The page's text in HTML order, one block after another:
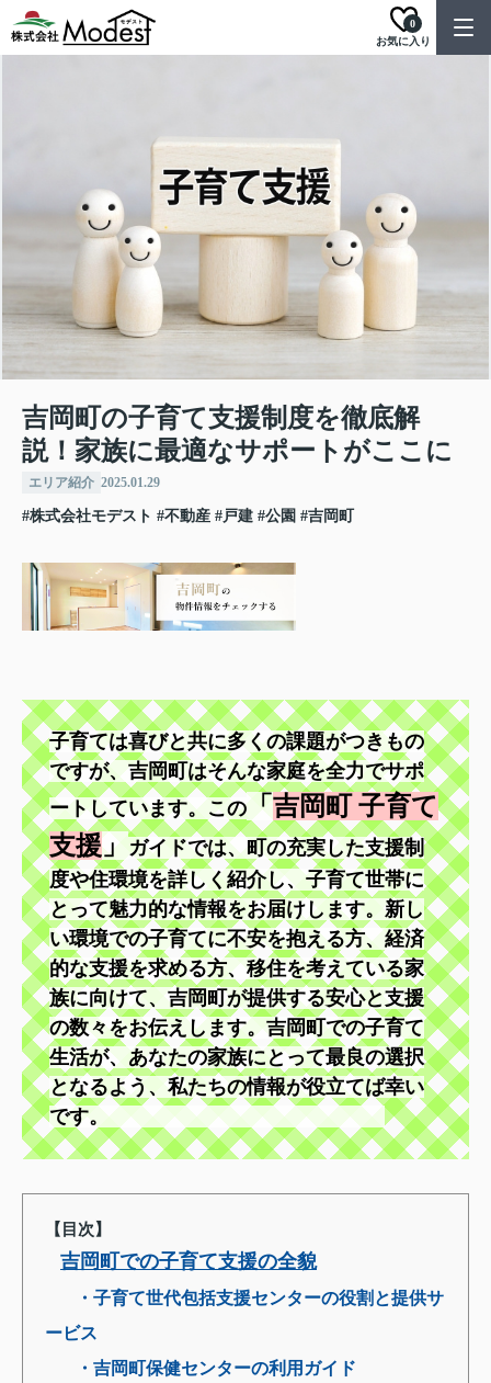
お気に入り
0
吉岡町の子育て支援制度を徹底解
説！家族に最適なサポートがここに
エリア紹介 2025.01.29
#株式会社モデスト #不動産 #戸建 #公園 #吉岡町
子育ては喜びと共に多くの課題がつきもの
ですが、吉岡町はそんな家庭を全力でサポ
ートしています。この 「 吉岡町 子育て
支援 」
ガイドでは、町の充実した支援制
度や住環境を詳しく紹介し、子育て世帯に
とって魅力的な情報をお届けします。新し
い環境での子育てに不安を抱える方、経済
的な支援を求める方、移住を考えている家
族に向けて、吉岡町が提供する安心と支援
の数々をお伝えします。吉岡町での子育て
生活が、あなたの家族にとって最良の選択
となるよう、私たちの情報が役立てば幸い
です。
【目次】
吉岡町での子育て支援の全貌
・子育て世代包括支援センターの役割と提供サ
ービス
・吉岡町保健センターの利用ガイド